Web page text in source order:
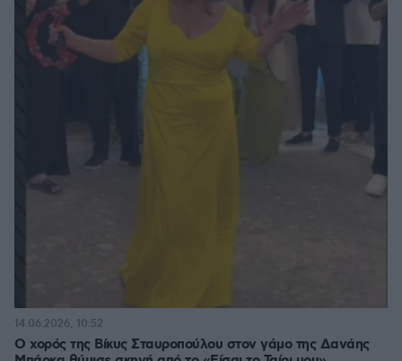
Ο χορός της Βίκυς Σταυροπούλου στον γάμο της Δανάης
14.06.2026, 10:52